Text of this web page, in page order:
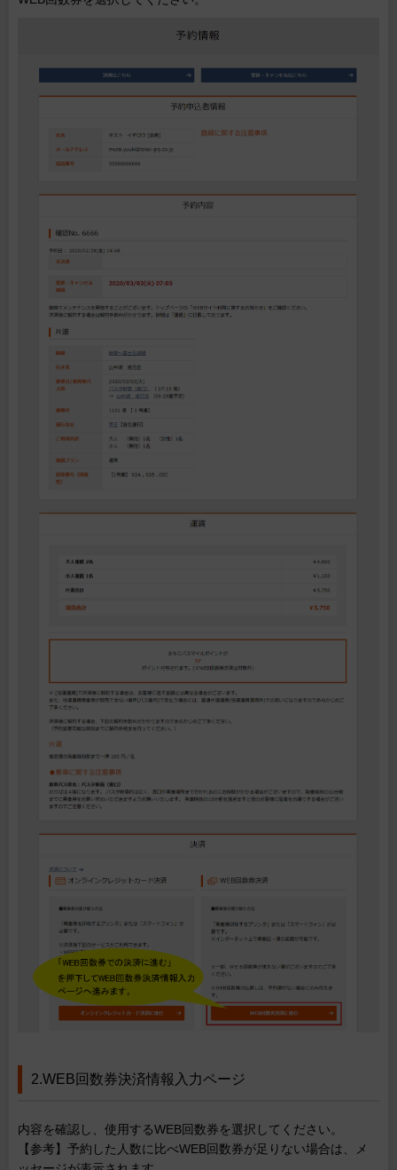
2.WEB回数券決済情報入力ページ
内容を確認し、使用するWEB回数券を選択してください。
【参考】予約した人数に比べWEB回数券が足りない場合は、メ